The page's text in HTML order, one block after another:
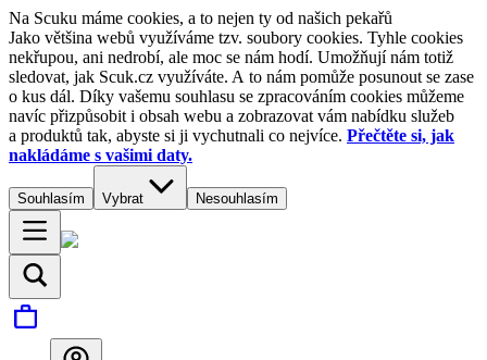
Na Scuku máme cookies, a to nejen ty od našich pekařů
Jako většina webů využíváme tzv. soubory cookies. Tyhle cookies
nekřupou, ani nedrobí, ale moc se nám hodí. Umožňují nám totiž
sledovat, jak Scuk.cz využíváte. A to nám pomůže posunout se zase
o kus dál. Díky vašemu souhlasu se zpracováním cookies můžeme
navíc přizpůsobit i obsah webu a zobrazovat vám nabídku služeb
a produktů tak, abyste si ji vychutnali co nejvíce. Přečtěte si, jak
nakládáme s vašimi daty.
Souhlasím Vybrat Nesouhlasím